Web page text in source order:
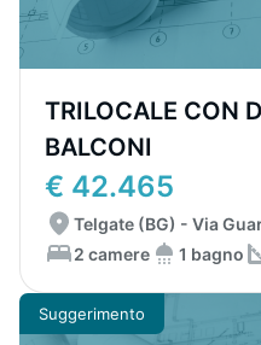
TRILOCALE CON
BALCONI
€ 42.465
Telgate (BG) - Via
2 camere
1 bagno
Suggerimento